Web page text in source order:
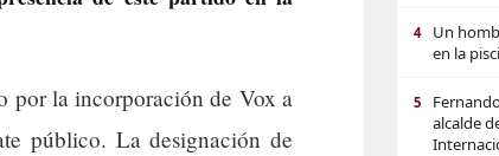
por la incorporación de Vox a
público. La designación de
4
Un
en la
5
alcalde